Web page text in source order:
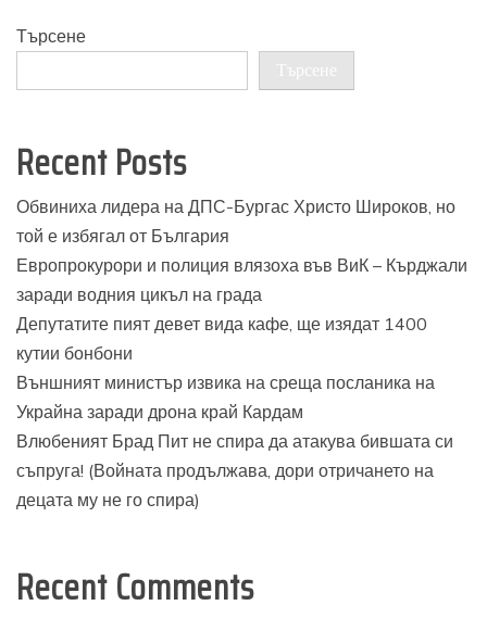
Търсене
Търсене
Recent Posts
Обвиниха лидера на ДПС-Бургас Христо Широков, но
той е избягал от България
Европрокурори и полиция влязоха във ВиК – Кърджали
заради водния цикъл на града
Депутатите пият девет вида кафе, ще изядат 1400
кутии бонбони
Външният министър извика на среща посланика на
Украйна заради дрона край Кардам
Влюбеният Брад Пит не спира да атакува бившата си
съпруга! (Войната продължава, дори отричането на
децата му не го спира)
Recent Comments